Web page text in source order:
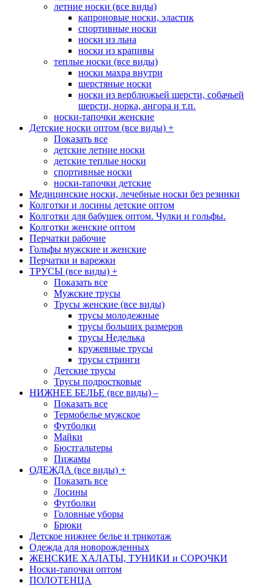
летние носки (все виды)
капроновые носки, эластик
спортивные носки
носки из льна
носки из крапивы
теплые носки (все виды)
носки махра внутри
шерстяные носки
носки из верблюжьей шерсти, собачьей
шерсти, норка, ангора и т.п.
носки-тапочки женские
Детские носки оптом (все виды) +
Показать все
детские летние носки
детские теплые носки
спортивные носки
носки-тапочки детские
Медицинские носки, лечебные носки без резинки
Колготки и лосины детские оптом
Колготки для бабушек оптом. Чулки и гольфы.
Колготки женские оптом
Перчатки рабочие
Гольфы мужские и женские
Перчатки и варежки
ТРУСЫ (все виды) +
Показать все
Мужские трусы
Трусы женские (все виды)
трусы молодежные
трусы больших размеров
трусы Неделька
кружевные трусы
трусы стринги
Детские трусы
Трусы подростковые
НИЖНЕЕ БЕЛЬЕ (все виды) –
Показать все
Термобелье мужское
Футболки
Майки
Бюстгальтеры
Пижамы
ОДЕЖДА (все виды) +
Показать все
Лосины
Футболки
Головные уборы
Брюки
Детское нижнее белье и трикотаж
Одежда для новорожденных
ЖЕНСКИЕ ХАЛАТЫ, ТУНИКИ и СОРОЧКИ
Носки-тапочки оптом
ПОЛОТЕНЦА